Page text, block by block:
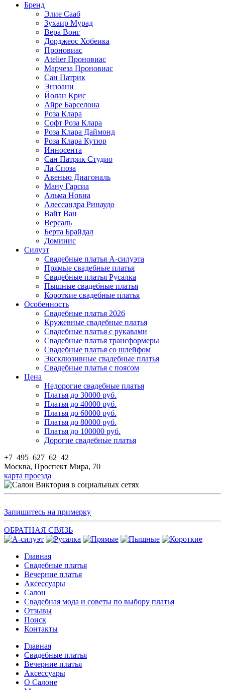
Бренд
Элие Сааб
Зухаир Мурад
Вера Вонг
Дорджеос Хобеика
Проновиас
Atelier Проновиас
Марчеза Проновиас
Сан Патрик
Энзоани
Йолан Крис
Айре Барселона
Роза Клара
Софт Роза Клара
Роза Клара Даймонд
Роза Клара Кутюр
Инносента
Сан Патрик Студио
Ла Споза
Авенью Диагональ
Ману Гарсиа
Альма Новиа
Алессандра Ринаудо
Вайт Ван
Версаль
Берта Брайдал
Доминис
Силуэт
Свадебные платья А-силуэта
Прямые свадебные платья
Свадебные платья Русалка
Пышные свадебные платья
Короткие свадебные платья
Особенность
Свадебные платья 2026
Кружевные свадебные платья
Свадебные платья с рукавами
Свадебные платья трансформеры
Свадебные платья со шлейфом
Эксклюзивные свадебные платья
Свадебные платья с поясом
Цена
Недорогие свадебные платья
Платья до 30000 руб.
Платья до 40000 руб.
Платья до 60000 руб.
Платья до 80000 руб.
Платья до 100000 руб.
Дорогие свадебные платья
+7 495 627 62 42
Москва, Проспект Мира, 70
карта проезда
Запишитесь на примерку
ОБРАТНАЯ СВЯЗЬ
Главная
Свадебные платья
Вечерние платья
Аксессуары
Салон
Свадебная мода и советы по выбору платья
Отзывы
Поиск
Контакты
Главная
Свадебные платья
Вечерние платья
Аксессуары
О Салоне